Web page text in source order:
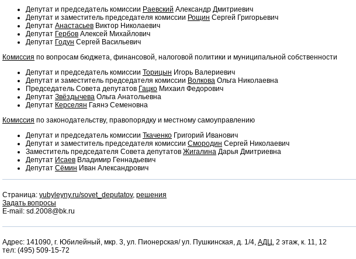
Депутат и председатель комиссии Раевский Александр Дмитриевич
Депутат и заместитель председателя комиссии Рощин Сергей Григорьевич
Депутат Анастасьев Виктор Николаевич
Депутат Гербов Алексей Михайлович
Депутат Годун Сергей Васильевич
Комиссия по вопросам бюджета, финансовой, налоговой политики и муниципальной собственности
Депутат и председатель комиссии Торицын Игорь Валериевич
Депутат и заместитель председателя комиссии Волкова Ольга Николаевна
Председатель Совета депутатов Гацко Михаил Федорович
Депутат Звёздычева Ольга Анатольевна
Депутат Керселян Гаянэ Семеновна
Комиссия по законодательству, правопорядку и местному самоуправлению
Депутат и председатель комиссии Ткаченко Григорий Иванович
Депутат и заместитель председателя комиссии Смородин Сергей Николаевич
Заместитель председателя Совета депутатов Жигалина Дарья Дмитриевна
Депутат Исаев Владимир Геннадьевич
Депутат Сёмин Иван Александрович
Страница: yubyleyny.ru/sovet_deputatov, решения
Задать вопросы
E-mail: sd.2008@bk.ru
Адрес: 141090, г. Юбилейный, мкр. 3, ул. Пионерская/ ул. Пушкинская, д. 1/4, АДЦ, 2 этаж, к. 11, 12
тел: (495) 509-15-72